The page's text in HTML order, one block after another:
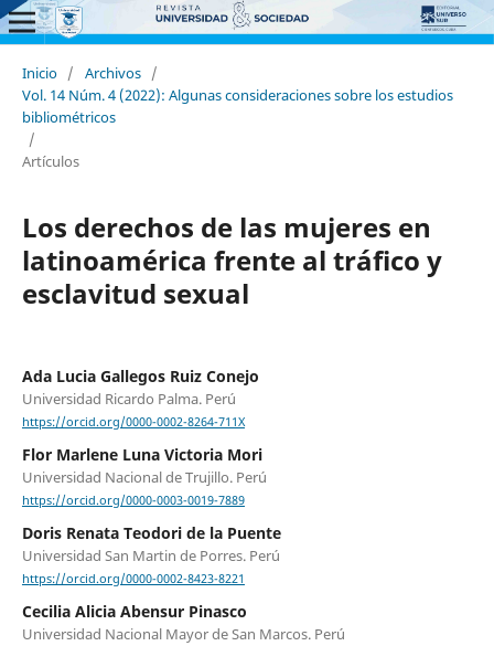
Inicio / Archivos /
Vol. 14 Núm. 4 (2022): Algunas consideraciones sobre los estudios
bibliométricos
/
Artículos
Los derechos de las mujeres en
latinoamérica frente al tráfico y
esclavitud sexual
Ada Lucia Gallegos Ruiz Conejo
Universidad Ricardo Palma. Perú
https://orcid.org/0000-0002-8264-711X
Flor Marlene Luna Victoria Mori
Universidad Nacional de Trujillo. Perú
https://orcid.org/0000-0003-0019-7889
Doris Renata Teodori de la Puente
Universidad San Martin de Porres. Perú
https://orcid.org/0000-0002-8423-8221
Cecilia Alicia Abensur Pinasco
Universidad Nacional Mayor de San Marcos. Perú